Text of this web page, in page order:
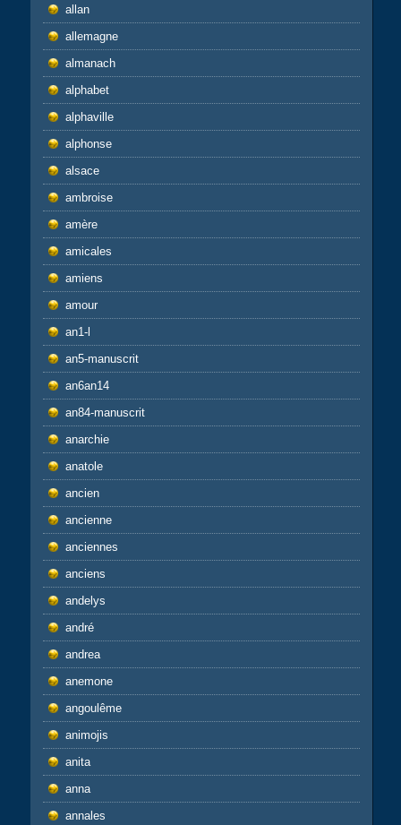
allan
allemagne
almanach
alphabet
alphaville
alphonse
alsace
ambroise
amère
amicales
amiens
amour
an1-l
an5-manuscrit
an6an14
an84-manuscrit
anarchie
anatole
ancien
ancienne
anciennes
anciens
andelys
andré
andrea
anemone
angoulême
animojis
anita
anna
annales